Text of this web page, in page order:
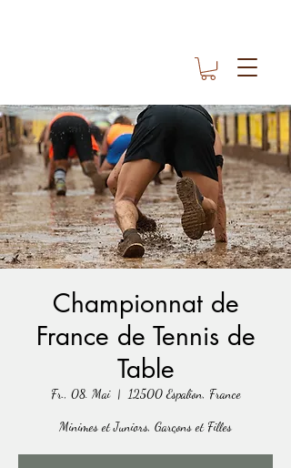
Championnat de
France de Tennis de
Table
Fr., 08. Mai
  |
12500 Espalion, France
Minimes et Juniors, Garçons et Filles